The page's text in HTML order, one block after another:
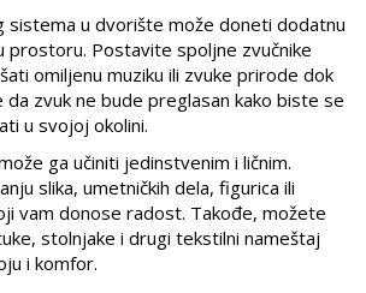
sistema u dvorište može doneti dodatnu
prostoru. Postavite spoljne zvučnike
omiljenu muziku ili zvuke prirode dok
zvuk ne bude preglasan kako biste se
u svojoj okolini.
ga učiniti jedinstvenim i ličnim.
slika, umetničkih dela, figurica ili
vam donose radost. Takođe, možete
stolnjake i drugi tekstilni nameštaj
i komfor.